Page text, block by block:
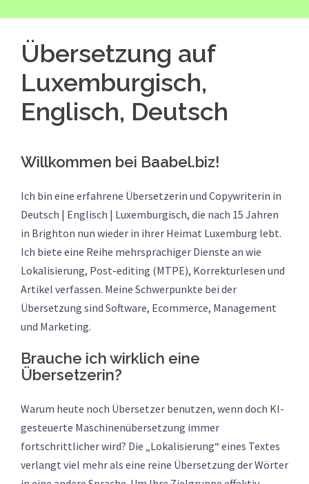
Übersetzung auf
Luxemburgisch,
Englisch, Deutsch
Willkommen bei Baabel.biz!
Ich bin eine erfahrene Übersetzerin und Copywriterin in
Deutsch | Englisch | Luxemburgisch, die nach 15 Jahren
in Brighton nun wieder in ihrer Heimat Luxemburg lebt.
Ich biete eine Reihe mehrsprachiger Dienste an wie
Lokalisierung, Post-editing (MTPE), Korrekturlesen und
Artikel verfassen. Meine Schwerpunkte bei der
Übersetzung sind Software, Ecommerce, Management
und Marketing.
Brauche ich wirklich eine
Übersetzerin?
Warum heute noch Übersetzer benutzen, wenn doch KI-
gesteuerte Maschinenübersetzung immer
fortschrittlicher wird? Die „Lokalisierung“ eines Textes
verlangt viel mehr als eine reine Übersetzung der Wörter